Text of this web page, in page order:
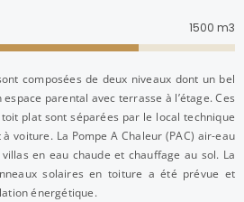
1500 m3
composées de deux niveaux dont un bel
parental avec terrasse à l’étage. Ces
plat sont séparées par le local technique
voiture. La Pompe A Chaleur (PAC) air-eau
en eau chaude et chauffage au sol. La
solaires en toiture a été prévue et
énergétique.